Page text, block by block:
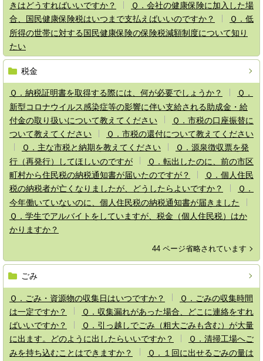
きはどうすればいいですか？
Ｑ．会社の健康保険に加入した場
合、国民健康保険税はいつまで支払えばいいのですか？
Ｑ．低
所得の世帯に対する国民健康保険の保険税減額制度について知り
たい
税金
Ｑ．納税証明書を取得する際には、何が必要でしょうか？
Ｑ．
新型コロナウイルス感染症等の影響に伴い支給される助成金・給
付金の取り扱いについて教えてください
Ｑ．市税の口座振替に
ついて教えてください
Ｑ．市税の還付について教えてください
Ｑ．主な市税と納期を教えてください
Ｑ．源泉徴収票を発
行（再発行）してほしいのですが
Ｑ．転出したのに、前の市区
町村から住民税の納税通知書が届いたのですが？
Ｑ．個人住民
税の納税者が亡くなりましたが、どうしたらよいですか？
Ｑ．
今年働いていないのに、個人住民税の納税通知書が届きました
Ｑ．学生でアルバイトをしていますが、税金（個人住民税）はか
かりますか？
44 ページ省略されています
ごみ
Ｑ．ごみ・資源物の収集日はいつですか？
Ｑ．ごみの収集時間
は一定ですか？
Ｑ．収集漏れがあった場合、どこに連絡をすれ
ばいいですか？
Ｑ．引っ越しでごみ（粗大ごみも含む）が大量
に出ます。どのように出したらいいですか？
Ｑ．清掃工場へご
みを持ち込むことはできますか？
Ｑ．１回に出せるごみの量は